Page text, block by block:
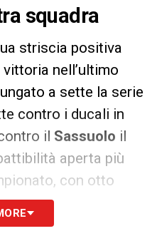
squadra
striscia positiva
vittoria nell’ultimo
a sette la serie
contro i ducali in
il Sassuolo il
aperta più
con otto
perdere. I rossoblù
sulla trasferta di